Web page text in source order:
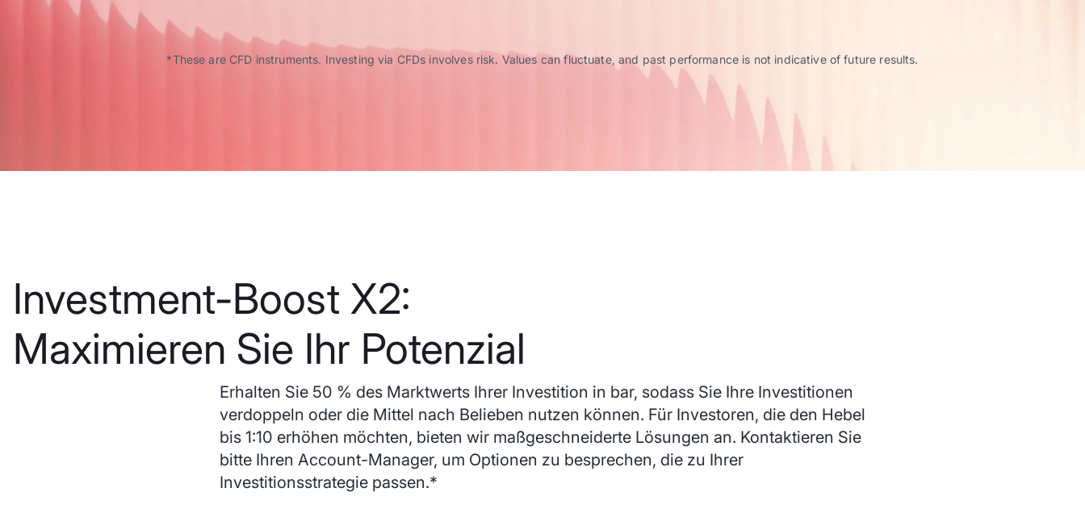
*These are CFD instruments. Investing via CFDs involves risk. Values can fluctuate, and past performance is not indicative of future results.
Investment-Boost X2:
Maximieren Sie Ihr Potenzial
Erhalten Sie 50 % des Marktwerts Ihrer Investition in bar, sodass Sie Ihre Investitionen
verdoppeln oder die Mittel nach Belieben nutzen können. Für Investoren, die den Hebel
bis 1:10 erhöhen möchten, bieten wir maßgeschneiderte Lösungen an. Kontaktieren Sie
bitte Ihren Account-Manager, um Optionen zu besprechen, die zu Ihrer
Investitionsstrategie passen.*